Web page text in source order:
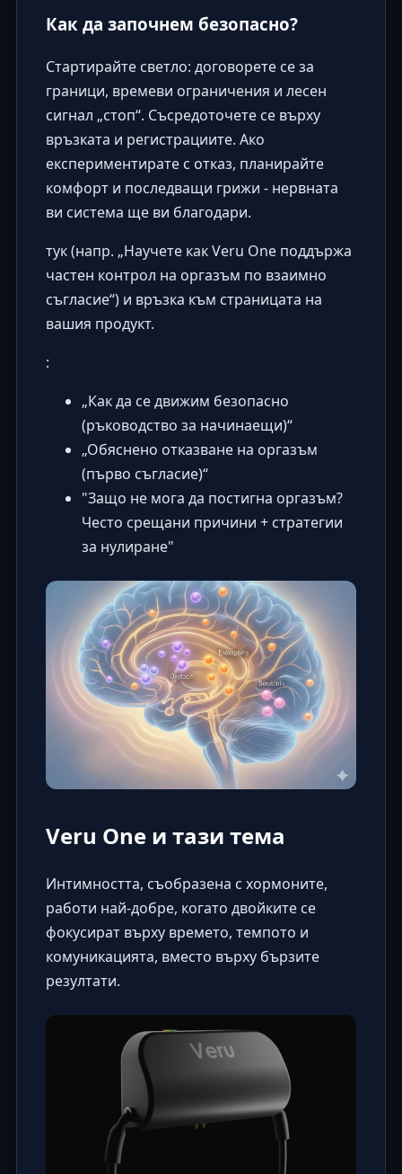
Как да започнем безопасно?
Стартирайте светло: договорете се за
граници, времеви ограничения и лесен
сигнал „стоп“. Съсредоточете се върху
връзката и регистрациите. Ако
експериментирате с отказ, планирайте
комфорт и последващи грижи - нервната
ви система ще ви благодари.
тук (напр. „Научете как Veru One поддържа
частен контрол на оргазъм по взаимно
съгласие“) и връзка към страницата на
вашия продукт.
:
„Как да се движим безопасно
(ръководство за начинаещи)“
„Обяснено отказване на оргазъм
(първо съгласие)“
"Защо не мога да постигна оргазъм?
Често срещани причини + стратегии
за нулиране"
Veru One и тази тема
Интимността, съобразена с хормоните,
работи най-добре, когато двойките се
фокусират върху времето, темпото и
комуникацията, вместо върху бързите
резултати.